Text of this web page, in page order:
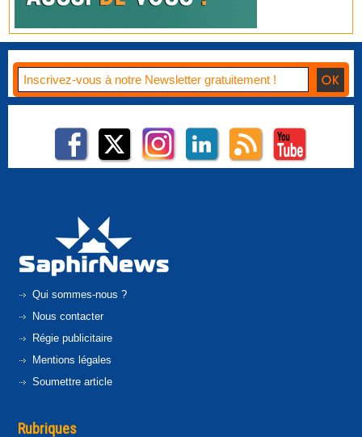
Qui sommes-nous ?
Nous contacter
Régie publicitaire
Mentions légales
Soumettre article
Rubriques